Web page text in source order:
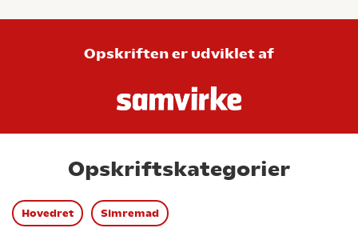
Opskriften er udviklet af
Opskriftskategorier
Hovedret Simremad